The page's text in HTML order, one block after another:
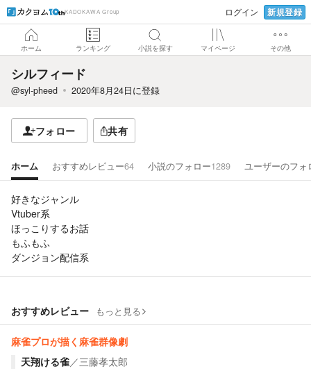
KADOKAWA Group ログイン 新規登録
ホーム ランキング 小説を探す マイページ その他
シルフィード
@syl-pheed 2020年8月24日に登録
フォロー 共有
ホーム おすすめレビュー64 小説のフォロー1289 ユーザーのフォ
好きなジャンル
Vtuber系
ほっこりするお話
もふもふ
ダンジョン配信系
おすすめレビュー もっと見る
麻雀プロが描く麻雀群像劇
天翔ける雀／三藤孝太郎